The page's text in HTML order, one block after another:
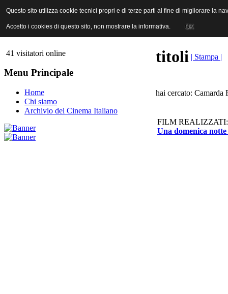
ANICA | Associazione Nazionale Industrie Cinematografiche
41 visitatori online
Menu Principale
Home
Chi siamo
Archivio del Cinema Italiano
titoli | Stampa |
hai cercato: Camarda
FILM REALIZZATI:
Una domenica notte
Questo sito utilizza cookie tecnici propri e di terze parti al fine di migliorare la
Accetto i cookies di questo sito, non mostrare la informativa. OK
Questo sito utilizza cookie tecnici propri e di terze parti al fine di migliorare la
Accetto i cookies di questo sito, non mostrare la informativa. OK